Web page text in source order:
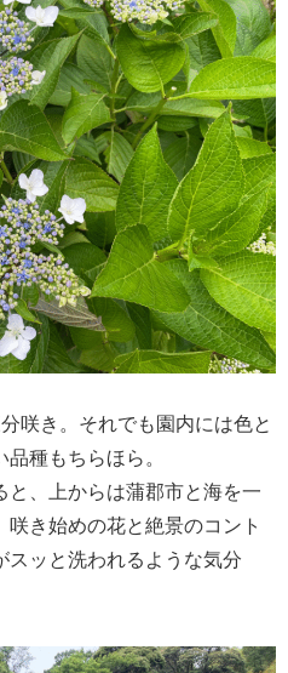
咲き。それでも園内には色と
種もちらほら。
、上からは蒲郡市と海を一
き始めの花と絶景のコント
スッと洗われるような気分